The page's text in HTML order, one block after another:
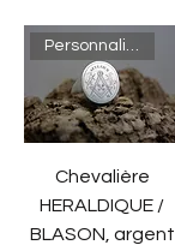
Chevalière
HERALDIQUE /
BLASON, argent